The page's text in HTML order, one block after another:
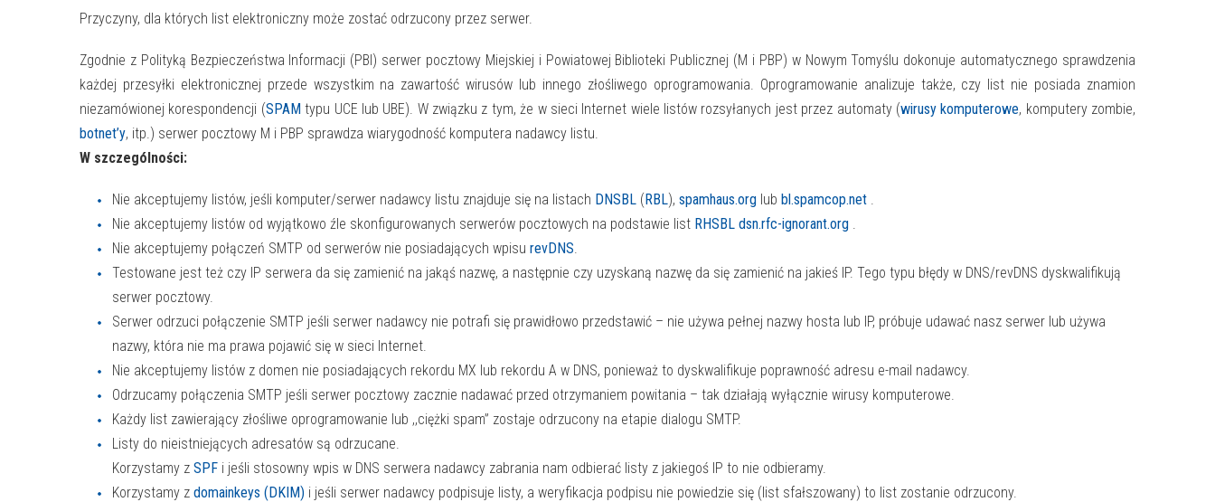
Przyczyny, dla których list elektroniczny może zostać odrzucony przez serwer.
Zgodnie z Polityką Bezpieczeństwa Informacji (PBI) serwer pocztowy Miejskiej i Powiatowej Biblioteki Publicznej (M i PBP) w Nowym Tomyślu dokonuje automatycznego sprawdzenia
każdej przesyłki elektronicznej przede wszystkim na zawartość wirusów lub innego złośliwego oprogramowania. Oprogramowanie analizuje także, czy list nie posiada znamion
niezamówionej korespondencji (SPAMtypu UCE lub UBE). W związku z tym, że w sieci Internet wiele listów rozsyłanych jest przez automaty (wirusy komputerowe, komputery zombie,
botnet’y, itp.) serwer pocztowy M i PBP sprawdza wiarygodność komputera nadawcy listu.
W szczególności:
Nie akceptujemy listów, jeśli komputer/serwer nadawcy listu znajduje się na listach DNSBL (RBL), spamhaus.org lub bl.spamcop.net .
Nie akceptujemy listów od wyjątkowo źle skonfigurowanych serwerów pocztowych na podstawie list RHSBL dsn.rfc-ignorant.org .
Nie akceptujemy połączeń SMTP od serwerów nie posiadających wpisu revDNS.
Testowane jest też czy IP serwera da się zamienić na jakąś nazwę, a następnie czy uzyskaną nazwę da się zamienić na jakieś IP. Tego typu błędy w DNS/revDNS dyskwalifikują
serwer pocztowy.
Serwer odrzuci połączenie SMTP jeśli serwer nadawcy nie potrafi się prawidłowo przedstawić – nie używa pełnej nazwy hosta lub IP, próbuje udawać nasz serwer lub używa
nazwy, która nie ma prawa pojawić się w sieci Internet.
Nie akceptujemy listów z domen nie posiadających rekordu MX lub rekordu A w DNS, ponieważ to dyskwalifikuje poprawność adresu e-mail nadawcy.
Odrzucamy połączenia SMTP jeśli serwer pocztowy zacznie nadawać przed otrzymaniem powitania – tak działają wyłącznie wirusy komputerowe.
Każdy list zawierający złośliwe oprogramowanie lub ,,ciężki spam” zostaje odrzucony na etapie dialogu SMTP.
Listy do nieistniejących adresatów są odrzucane.
Korzystamy z SPF i jeśli stosowny wpis w DNS serwera nadawcy zabrania nam odbierać listy z jakiegoś IP to nie odbieramy.
Korzystamy z domainkeys (DKIM) i jeśli serwer nadawcy podpisuje listy, a weryfikacja podpisu nie powiedzie się (list sfałszowany) to list zostanie odrzucony.